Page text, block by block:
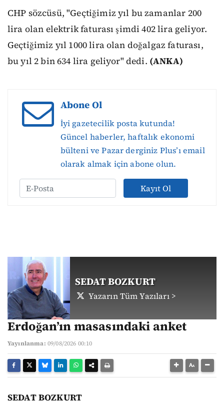
CHP sözcüsü, "Geçtiğimiz yıl bu zamanlar 200
lira olan elektrik faturası şimdi 402 lira geliyor.
Geçtiğimiz yıl 1000 lira olan doğalgaz faturası,
bu yıl 2 bin 634 lira geliyor" dedi. (ANKA)
Abone Ol
İyi gazetecilik posta kutunda!
Güncel haberler, haftalık ekonomi
bülteni ve Pazar derginiz Plus’ı email
olarak almak için abone olun.
Kayıt Ol
SEDAT BOZKURT
Yazarın Tüm Yazıları >
Erdoğan’ın masasındaki anket
Yayınlanma: 09/08/2026 00:10
SEDAT BOZKURT